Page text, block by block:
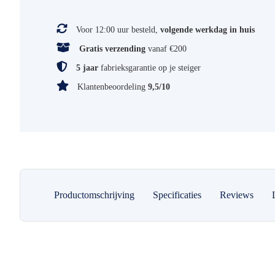
Voor 12:00 uur besteld, volgende werkdag in huis
Gratis verzending vanaf €200
5 jaar fabrieksgarantie op je steiger
Klantenbeoordeling 9,5/10
Productomschrijving Specificaties Reviews